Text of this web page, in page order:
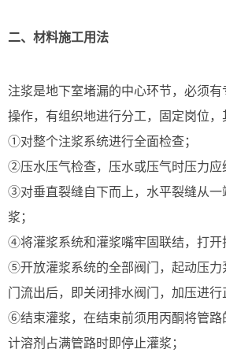
二、材料施工用法
注浆是地下室堵漏的中心环节，必须
操作，有组织地进行分工，固定岗位，
①对整个注浆系统进行全面检查；
②压水压气检查，压水或压气时压力应
③对垂直裂缝自下而上，水平裂缝从一
浆；
④将灌浆系统和灌浆嘴牢固联结，打开
⑤开放灌浆系统的全部阀门，起动压力
门流出后，即关闭排水阀门，加压进行
⑥结束灌浆，在结束前须用丙酮将管路
计溶剂占满管路时即停止灌浆；